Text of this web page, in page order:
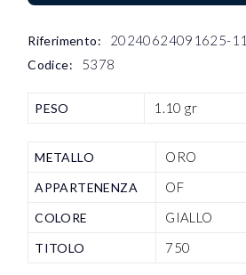
Riferimento: 20240624091625-11
Codice: 5378
PESO 1.10 gr
METALLO ORO
APPARTENENZA OF
COLORE GIALLO
TITOLO 750